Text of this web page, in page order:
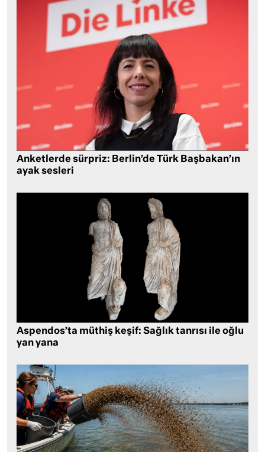
Anketlerde sürpriz: Berlin’de Türk Başbakan’ın
ayak sesleri
Aspendos’ta müthiş keşif: Sağlık tanrısı ile oğlu
yan yana